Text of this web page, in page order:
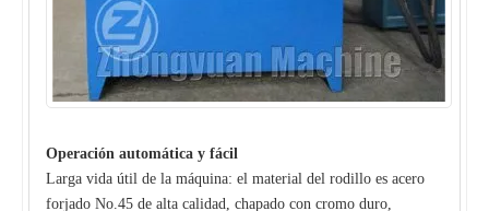
Operación automática y fácil
Larga vida útil de la máquina: el material del rodillo es acero
forjado No.45 de alta calidad, chapado con cromo duro,